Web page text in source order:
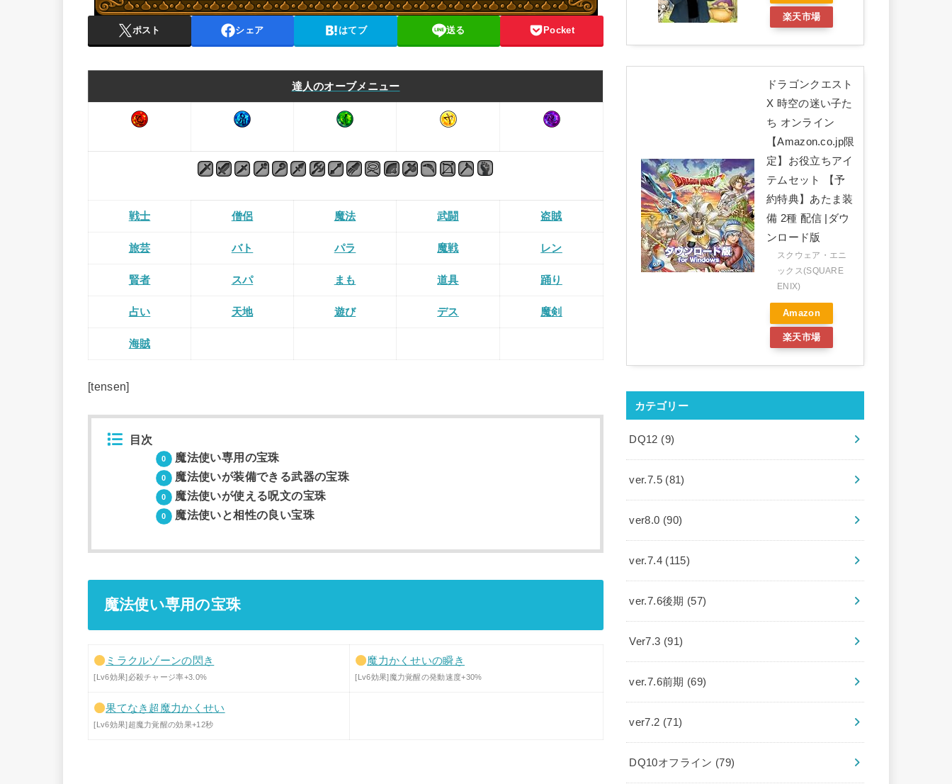
ポスト シェア はてブ 送る Pocket
達人のオーブメニュー
戦士 僧侶 魔法 武闘 盗賊
旅芸 バト パラ 魔戦 レン
賢者 スパ まも 道具 踊り
占い 天地 遊び デス 魔剣
海賊
[tensen]
目次
魔法使い専用の宝珠
魔法使いが装備できる武器の宝珠
魔法使いが使える呪文の宝珠
魔法使いと相性の良い宝珠
魔法使い専用の宝珠
ミラクルゾーンの閃き
[Lv6効果]必殺チャージ率+3.0%
魔力かくせいの瞬き
[Lv6効果]魔力覚醒の発動速度+30%
果てなき超魔力かくせい
[Lv6効果]超魔力覚醒の効果+12秒
楽天市場
ドラゴンクエスト
X 時空の迷い子た
ち オンライン
【Amazon.co.jp限
定】お役立ちアイ
テムセット 【予
約特典】あたま装
備 2種 配信 |ダウ
ンロード版
スクウェア・エニ
ックス(SQUARE
ENIX)
Amazon
楽天市場
カテゴリー
DQ12 (9)
ver.7.5 (81)
ver8.0 (90)
ver.7.4 (115)
ver.7.6後期 (57)
Ver7.3 (91)
ver.7.6前期 (69)
ver7.2 (71)
DQ10オフライン (79)